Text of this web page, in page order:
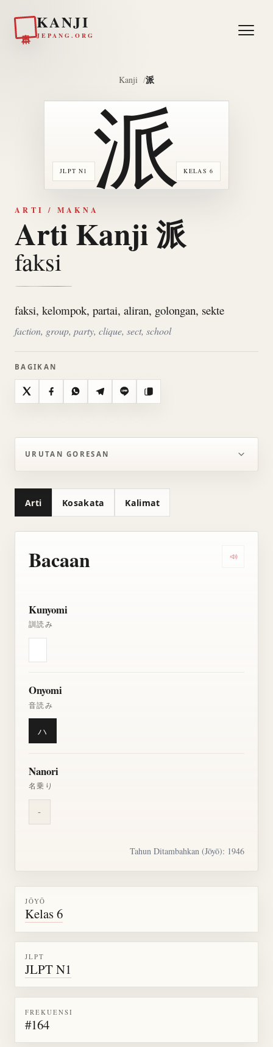
KANJI
JEPANG.ORG
Kanji 派
JLPT N1 KELAS 6
派
ARTI / MAKNA
Arti Kanji 派
faksi
faksi, kelompok, partai, aliran, golongan, sekte
faction, group, party, clique, sect, school
BAGIKAN
X FacebookWhatsAppTelegramLine Salin
URUTAN GORESAN
Arti Kosakata Kalimat
Bacaan
Kunyomi
訓読み
Onyomi
音読み
ハ
Nanori
名乗り
-
Tahun Ditambahkan (Jōyō): 1946
JŌYŌ
Kelas 6
JLPT
JLPT N1
FREKUENSI
#164